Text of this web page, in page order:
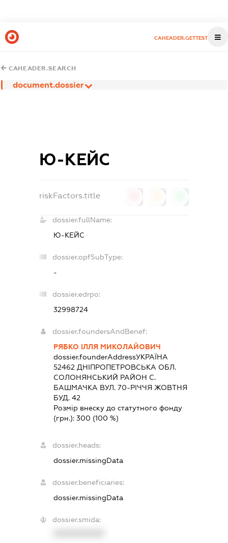
CAHEADER.GETTEST
CAHEADER.SEARCH
document.dossier
Ю-КЕЙС
riskFactors.title
dossier.fullName:
Ю-КЕЙС
dossier.opfSubType:
-
dossier.edrpo:
32998724
dossier.foundersAndBenef:
РЯБКО ІЛЛЯ МИКОЛАЙОВИЧ
dossier.founderAddressУКРАЇНА
52462 ДНIПРОПЕТРОВСЬКА ОБЛ.
СОЛОНЯНСЬКИЙ РАЙОН С.
БАШМАЧКА ВУЛ. 70-РІЧЧЯ ЖОВТНЯ
БУД. 42
Розмір внеску до статутного фонду
(грн.):300 (100 %)
dossier.heads:
dossier.missingData
dossier.beneficiaries:
dossier.missingData
dossier.smida: